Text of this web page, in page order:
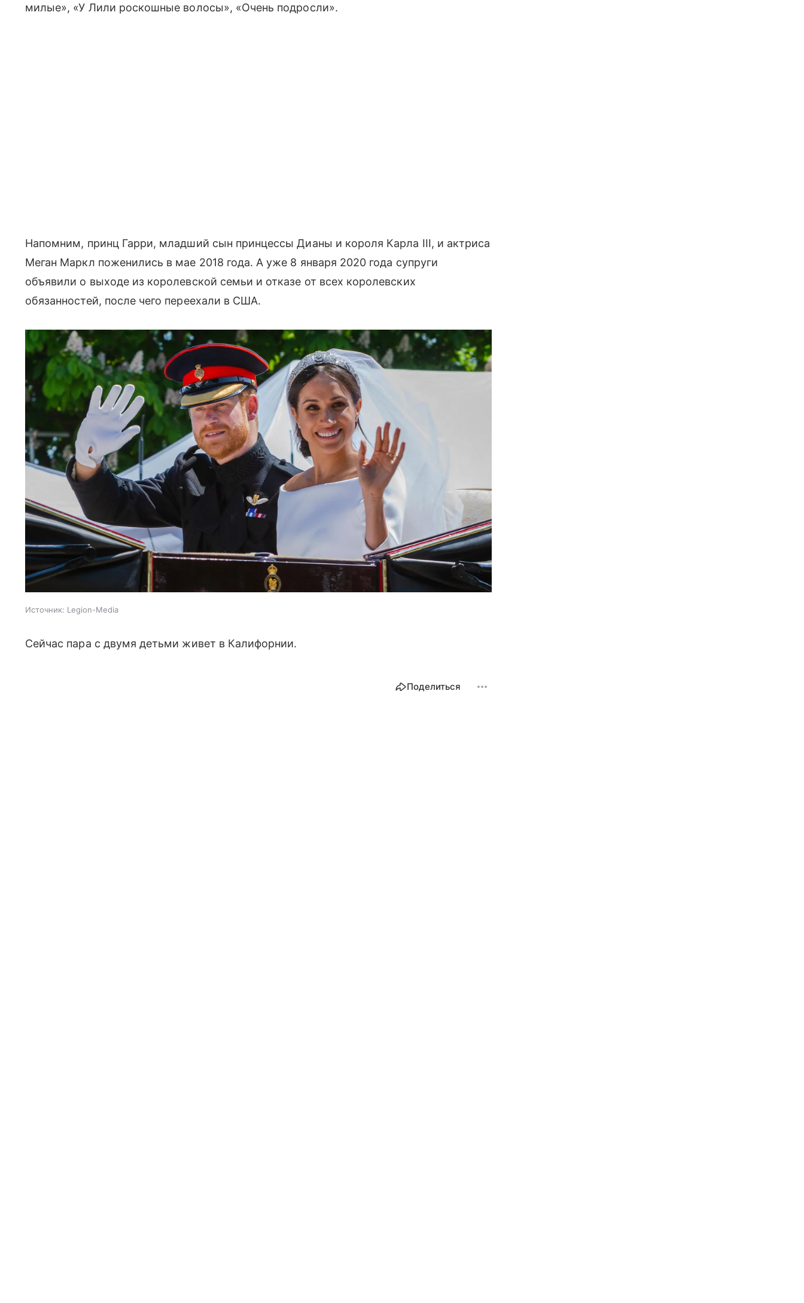
милые», «У Лили роскошные волосы», «Очень подросли».
Напомним, принц Гарри, младший сын принцессы Дианы и короля Карла III, и актриса
Меган Маркл поженились в мае 2018 года. А уже 8 января 2020 года супруги
объявили о выходе из королевской семьи и отказе от всех королевских
обязанностей, после чего переехали в США.
Источник: Legion-Media
Сейчас пара с двумя детьми живет в Калифорнии.
Поделиться